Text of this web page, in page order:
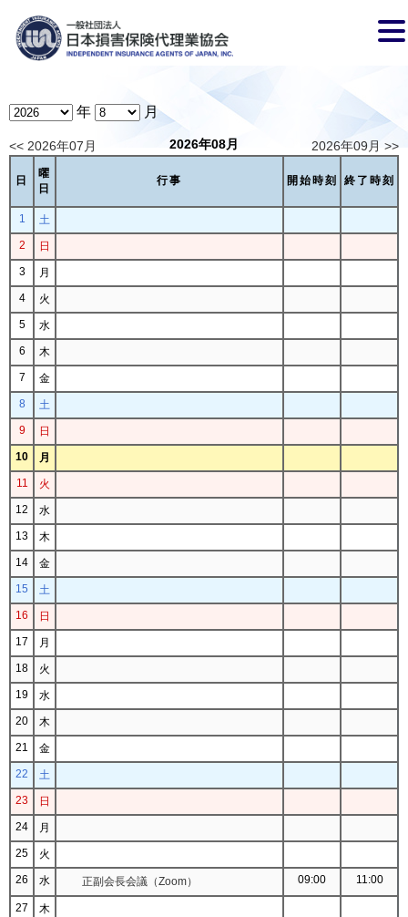
年 月
<< 2026年07月 2026年09月 >>
2026年08月
日
曜
日
行事 開始時刻 終了時刻
1
土
2
日
3
月
4
火
5
水
6
木
7
金
8
土
9
日
10
月
11
火
12
水
13
木
14
金
15
土
16
日
17
月
18
火
19
水
20
木
21
金
22
土
23
日
24
月
25
火
26
水 正副会長会議（Zoom） 09:00 11:00
27
木